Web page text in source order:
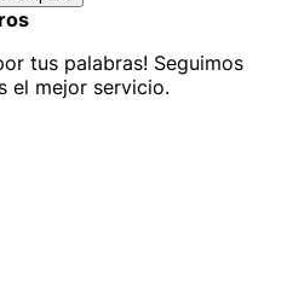
tus palabras! Seguimos
el mejor servicio.